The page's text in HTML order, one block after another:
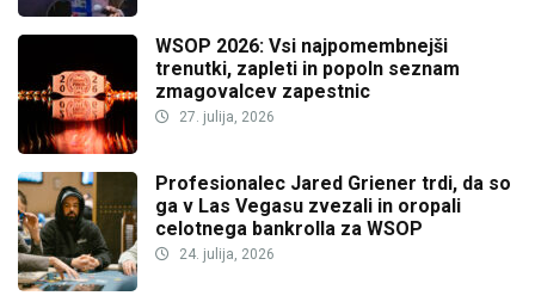
WSOP 2026: Vsi najpomembnejši
trenutki, zapleti in popoln seznam
zmagovalcev zapestnic
27. julija, 2026
Profesionalec Jared Griener trdi, da so
ga v Las Vegasu zvezali in oropali
celotnega bankrolla za WSOP
24. julija, 2026